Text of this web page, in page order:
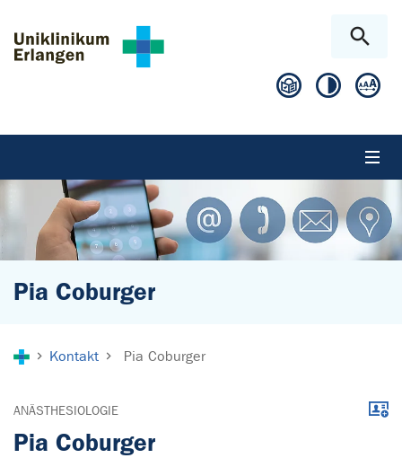
Pia Coburger
Kontakt Pia Coburger
ANÄSTHESIOLOGIE
Pia Coburger